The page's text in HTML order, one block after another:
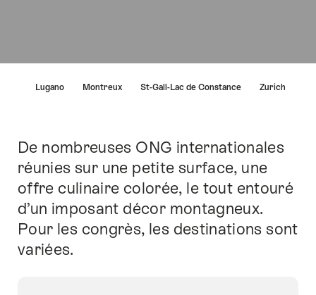
directement
aux
points
forts
sur
page.
Lugano Montreux St-Gall-Lac de Constance Zurich
Introduction
De nombreuses ONG internationales
réunies sur une petite surface, une
offre culinaire colorée, le tout entouré
d’un imposant décor montagneux.
Pour les congrès, les destinations sont
variées.